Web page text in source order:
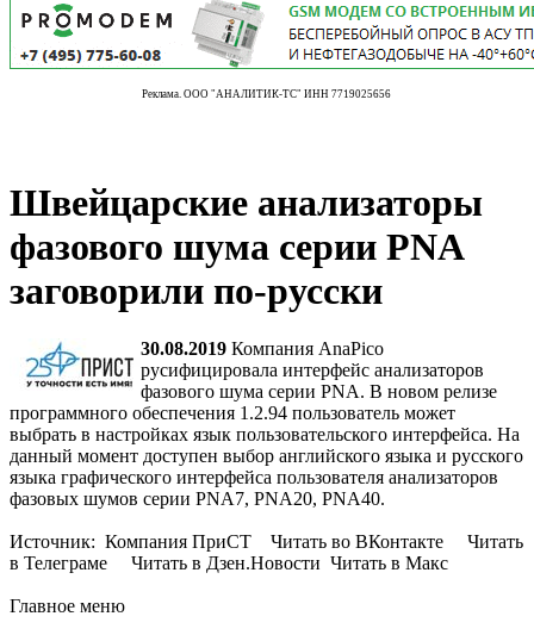
Реклама. ООО "АНАЛИТИК-ТС" ИНН 7719025656
Швейцарские анализаторы
фазового шума серии PNA
заговорили по-русски
30.08.2019 Компания AnaPico
русифицировала интерфейс анализаторов
фазового шума серии PNA. В новом релизе
программного обеспечения 1.2.94 пользователь может
выбрать в настройках язык пользовательского интерфейса. На
данный момент доступен выбор английского языка и русского
языка графического интерфейса пользователя анализаторов
фазовых шумов серии PNA7, PNA20, PNA40.
Источник: Компания ПриСТ Читать во ВКонтакте Читать
в Телеграме Читать в Дзен.Новости Читать в Макс
Главное меню